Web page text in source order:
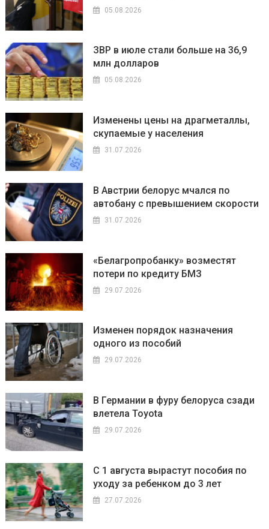
05.08.2026
ЗВР в июле стали больше на 36,9
млн долларов
05.08.2026
Изменены цены на драгметаллы,
скупаемые у населения
31.07.2026
В Австрии белорус мчался по
автобану с превышением скорости
31.07.2026
«Белагропробанку» возместят
потери по кредиту БМЗ
29.07.2026
Изменен порядок назначения
одного из пособий
29.07.2026
В Германии в фуру белоруса сзади
влетела Toyota
29.07.2026
С 1 августа вырастут пособия по
уходу за ребенком до 3 лет
27.07.2026